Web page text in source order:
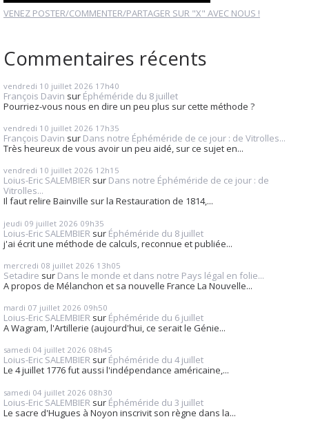
VENEZ POSTER/COMMENTER/PARTAGER SUR "X" AVEC NOUS !
Commentaires récents
vendredi 10 juillet 2026 17h40
François Davin sur Éphéméride du 8 juillet
Pourriez-vous nous en dire un peu plus sur cette méthode ?
vendredi 10 juillet 2026 17h35
François Davin sur Dans notre Éphéméride de ce jour : de Vitrolles...
Très heureux de vous avoir un peu aidé, sur ce sujet en...
vendredi 10 juillet 2026 12h15
Loius-Eric SALEMBIER sur Dans notre Éphéméride de ce jour : de
Vitrolles...
Il faut relire Bainville sur la Restauration de 1814,...
jeudi 09 juillet 2026 09h35
Loius-Eric SALEMBIER sur Éphéméride du 8 juillet
j'ai écrit une méthode de calculs, reconnue et publiée...
mercredi 08 juillet 2026 13h05
Setadire sur Dans le monde et dans notre Pays légal en folie...
A propos de Mélanchon et sa nouvelle France La Nouvelle...
mardi 07 juillet 2026 09h50
Loius-Eric SALEMBIER sur Éphéméride du 6 juillet
A Wagram, l'Artillerie (aujourd'hui, ce serait le Génie...
samedi 04 juillet 2026 08h45
Loius-Eric SALEMBIER sur Éphéméride du 4 juillet
Le 4 juillet 1776 fut aussi l'indépendance américaine,...
samedi 04 juillet 2026 08h30
Loius-Eric SALEMBIER sur Éphéméride du 3 juillet
Le sacre d'Hugues à Noyon inscrivit son règne dans la...